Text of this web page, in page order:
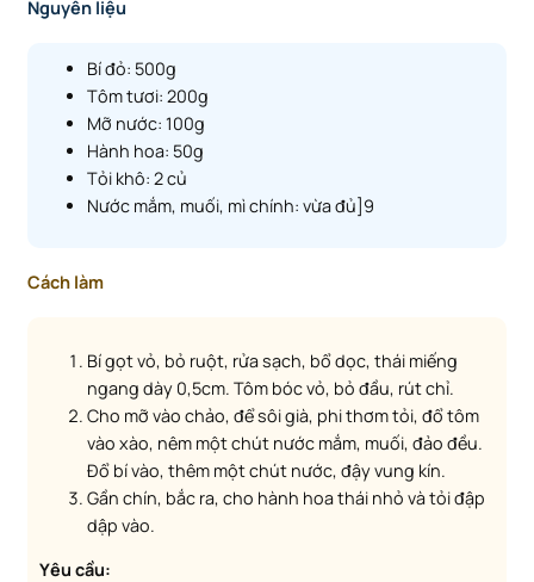
Nguyên liệu
Bí đỏ: 500g
Tôm tươi: 200g
Mỡ nước: 100g
Hành hoa: 50g
Tỏi khô: 2 củ
Nước mắm, muối, mì chính: vừa đủ]9
Cách làm
Bí gọt vỏ, bỏ ruột, rửa sạch, bổ dọc, thái miếng
ngang dày 0,5cm. Tôm bóc vỏ, bỏ đầu, rút chỉ.
Cho mỡ vào chảo, để sôi già, phi thơm tỏi, đổ tôm
vào xào, nêm một chút nước mắm, muối, đảo đều.
Đổ bí vào, thêm một chút nước, đậy vung kín.
Gần chín, bắc ra, cho hành hoa thái nhỏ và tỏi đập
dập vào.
Yêu cầu: